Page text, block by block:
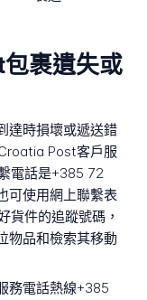
裹遺失或
達時損壞或遞送錯
Post客戶服
電話是+385 72
可使用網上聯繫表
貨件的追蹤號碼，
物品和檢索其移動
務電話熱線+385